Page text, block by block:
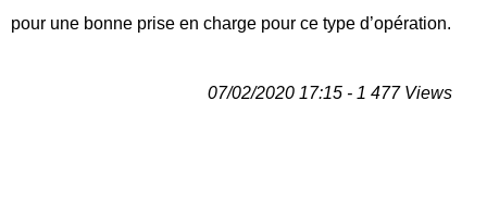
pour une bonne prise en charge pour ce type d’opération.
07/02/2020 17:15 - 1 477 Views